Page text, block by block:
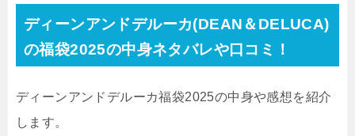
ディーンアンドデルーカ(DEAN＆DELUCA)
の福袋2025の中身ネタバレや口コミ！
ディーンアンドデルーカ福袋2025の中身や感想を紹介
します。